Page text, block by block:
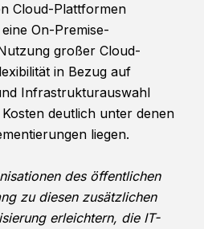
Cloud-Plattformen
On-Premise-
großer Cloud-
in Bezug auf
Infrastrukturauswahl
deutlich unter denen
liegen.
des öffentlichen
zu diesen zusätzlichen
erleichtern, die IT-